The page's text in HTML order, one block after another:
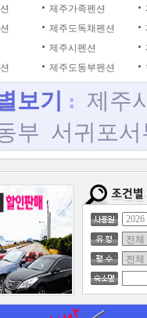
제주가족펜션
제주도독채펜션
제주시펜션
제주도동부펜션
보기 : 제주
부 서귀포서